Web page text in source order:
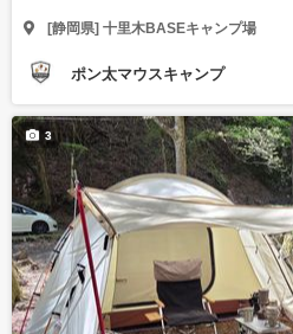
[静岡県] 十里木BASEキャンプ場
ポン太マウスキャンプ
3